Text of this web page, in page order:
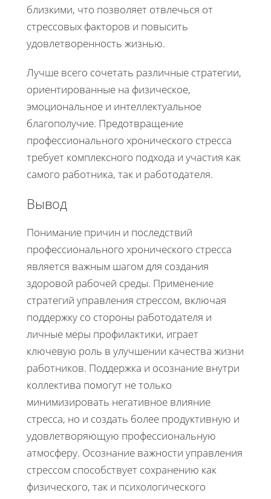
близкими, что позволяет отвлечься от
стрессовых факторов и повысить
удовлетворенность жизнью.
Лучше всего сочетать различные стратегии,
ориентированные на физическое,
эмоциональное и интеллектуальное
благополучие. Предотвращение
профессионального хронического стресса
требует комплексного подхода и участия как
самого работника, так и работодателя.
Вывод
Понимание причин и последствий
профессионального хронического стресса
является важным шагом для создания
здоровой рабочей среды. Применение
стратегий управления стрессом, включая
поддержку со стороны работодателя и
личные меры профилактики, играет
ключевую роль в улучшении качества жизни
работников. Поддержка и осознание внутри
коллектива помогут не только
минимизировать негативное влияние
стресса, но и создать более продуктивную и
удовлетворяющую профессиональную
атмосферу. Осознание важности управления
стрессом способствует сохранению как
физического, так и психологического